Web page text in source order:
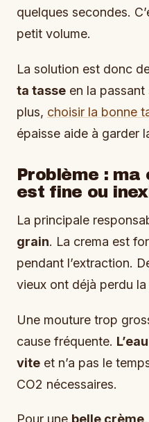
quelques secondes.
petit volume.
La solution est donc
ta tasse en la passant
plus, choisir la bonne
épaisse aide à garder
Problème : ma
est fine ou
La principale
grain. La crema est
pendant l’extraction.
vieux ont déjà perdu
Une mouture trop
cause fréquente.
vite et n’a pas le
CO2 nécessaires.
Pour une belle crème